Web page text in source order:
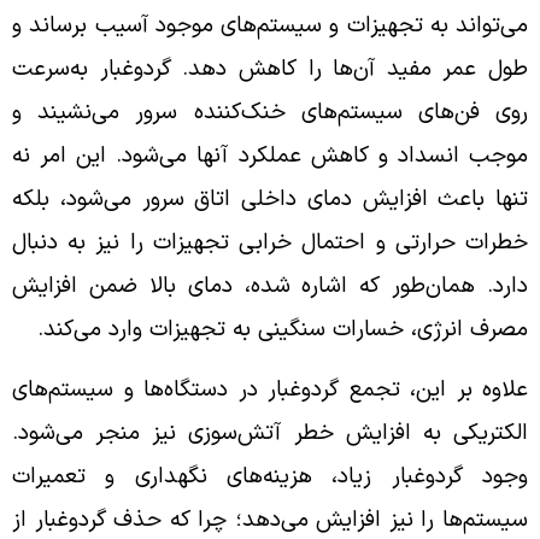
می‌تواند به تجهیزات و سیستم‌های موجود آسیب برساند و
طول عمر مفید آن‌ها را کاهش دهد. گردوغبار به‌سرعت
روی فن‌های سیستم‌های خنک‌کننده سرور می‌نشیند و
موجب انسداد و کاهش عملکرد آنها می‌شود. این امر نه
تنها باعث افزایش دمای داخلی اتاق سرور می‌شود، بلکه
خطرات حرارتی و احتمال خرابی تجهیزات را نیز به دنبال
دارد. همان‌طور که اشاره شده، دمای بالا ضمن افزایش
مصرف انرژی، خسارات سنگینی به تجهیزات وارد می‌کند.
علاوه بر این، تجمع گردوغبار در دستگاه‌ها و سیستم‌های
الکتریکی به افزایش خطر آتش‌سوزی نیز منجر می‌شود.
وجود گردوغبار زیاد، هزینه‌های نگهداری و تعمیرات
سیستم‌ها را نیز افزایش می‌دهد؛ چرا که حذف گردوغبار از